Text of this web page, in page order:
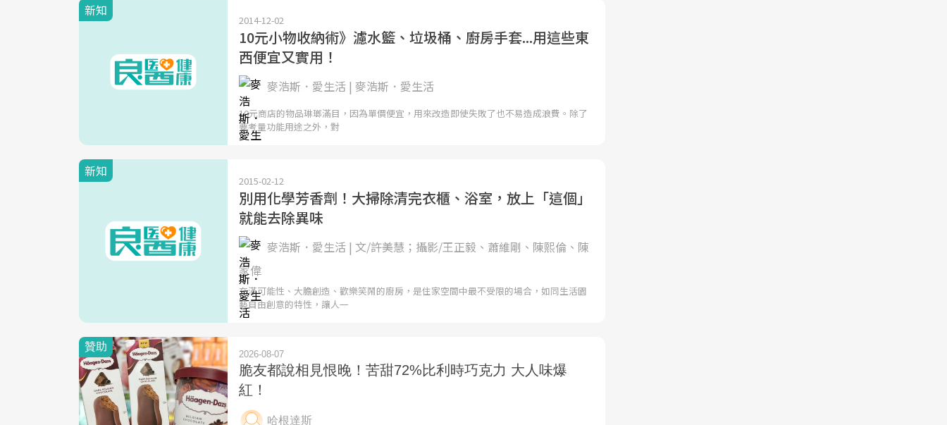
新知
2014-12-02
10元小物收納術》濾水籃、垃圾桶、廚房手套...用這些東
西便宜又實用！
麥浩斯．愛生活 | 麥浩斯．愛生活
10元商店的物品琳瑯滿目，因為單價便宜，用來改造即使失敗了也不易造成浪費。除了
要考量功能用途之外，對
新知
2015-02-12
別用化學芳香劑！大掃除清完衣櫃、浴室，放上「這個」
就能去除異味
麥浩斯．愛生活 | 文/許美慧；攝影/王正毅、蕭維剛、陳熙倫、陳
家偉
充滿可能性、大膽創造、歡樂笑鬧的廚房，是住家空間中最不受限的場合，如同生活園
藝自由創意的特性，讓人一